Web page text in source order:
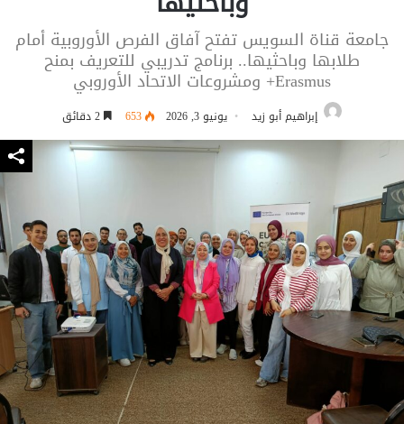
جامعة قناة السويس تفتح آفاق الفرص الأوروبية أمام
طلابها وباحثيها.. برنامج تدريبي للتعريف بمنح
Erasmus+ ومشروعات الاتحاد الأوروبي
إبراهيم أبو زيد يونيو 3, 2026 653